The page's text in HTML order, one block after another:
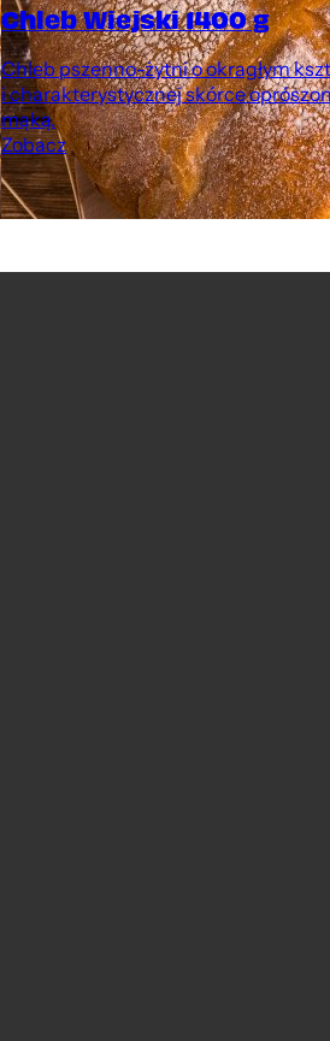
Chleb Wiejski 1400 g
Chleb pszenno-żytni o okragłym
i charakterystycznej skórce
mąką.
Zobacz